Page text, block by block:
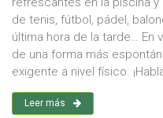
de tenis, fútbol, pádel,
última hora de la tarde… En
de una forma más
exigente a nivel físico.
Leer más